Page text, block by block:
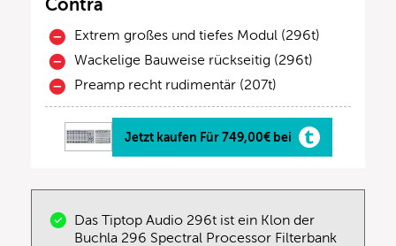
Contra
Extrem großes und tiefes Modul (296t)
Wackelige Bauweise rückseitig (296t)
Preamp recht rudimentär (207t)
Jetzt kaufen Für 749,00€ bei
Das Tiptop Audio 296t ist ein Klon der
Buchla 296 Spectral Processor Filterbank